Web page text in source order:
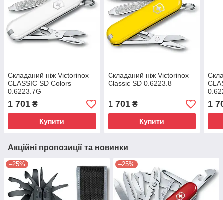
Складаний ніж Victorinox
CLASSIC SD Colors
0.6223.7G
1 701 ₴
Купити
Складаний ніж Victorinox
Classic SD 0.6223.8
1 701₴
Купити
1
Акційні пропозиції та новинки
–25% –25%